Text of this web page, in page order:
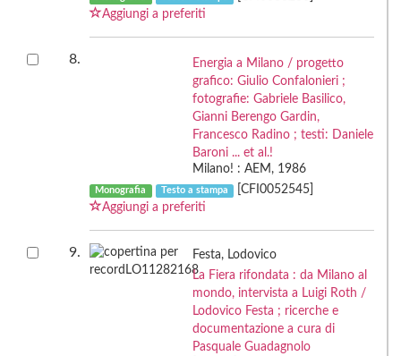
Aggiungi a preferiti
8.
Energia a Milano / progetto
grafico: Giulio Confalonieri ;
fotografie: Gabriele Basilico,
Gianni Berengo Gardin,
Francesco Radino ; testi: Daniele
Baroni ... et al.!
Milano! : AEM, 1986
Monografia Testo a stampa
[CFI0052545]
Aggiungi a preferiti
9.
Festa, Lodovico
La Fiera rifondata : da Milano al
mondo, intervista a Luigi Roth /
Lodovico Festa ; ricerche e
documentazione a cura di
Pasquale Guadagnolo